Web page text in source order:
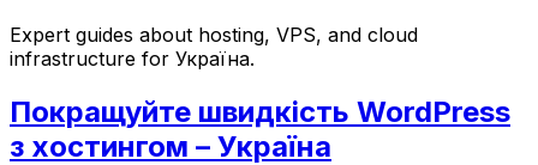
Expert guides about hosting, VPS, and cloud
infrastructure for Україна.
Покращуйте швидкість WordPress
з хостингом – Україна